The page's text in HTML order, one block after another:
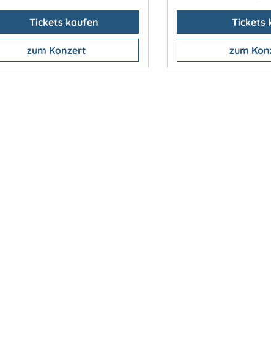
Tickets kaufen
zum Konzert
Tickets
zum